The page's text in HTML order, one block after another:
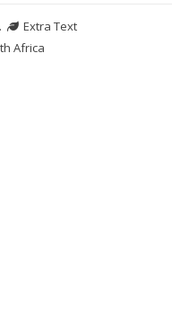
.
Extra Text
Africa